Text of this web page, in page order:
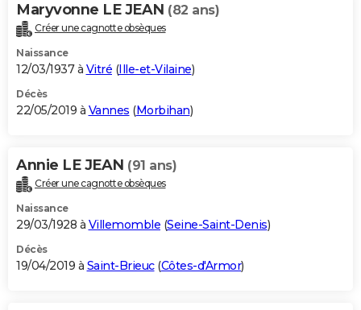
Maryvonne LE JEAN (82 ans)
Créer une cagnotte obsèques
Naissance
12/03/1937 à Vitré (Ille-et-Vilaine)
Décès
22/05/2019 à Vannes (Morbihan)
Annie LE JEAN (91 ans)
Créer une cagnotte obsèques
Naissance
29/03/1928 à Villemomble (Seine-Saint-Denis)
Décès
19/04/2019 à Saint-Brieuc(Côtes-d'Armor)